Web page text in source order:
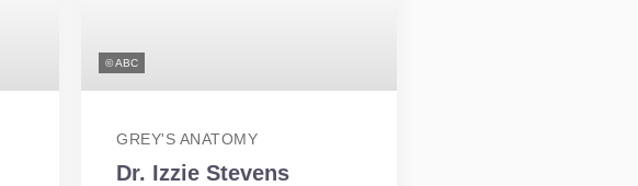
© ABC
GREY'S ANATOMY
Dr. Izzie Stevens